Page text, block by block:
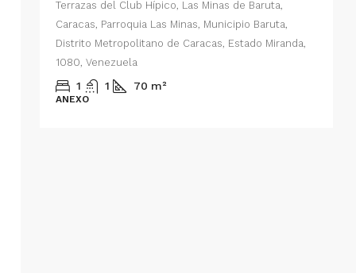
de
Terrazas del Club Hípico, Las Minas de Baruta,
Caracas, Parroquia Las Minas, Municipio Baruta,
Distrito Metropolitano de Caracas, Estado Miranda,
1080, Venezuela
1 1 70 m²
ANEXO